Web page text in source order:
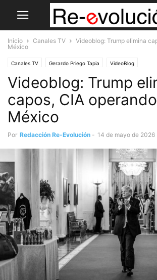
Inicio Canales TV
Videoblog: Trump elimina
México
Canales TV Gerardo Priego Tapia VideoBlog
Videoblog: Trump
capos, CIA
México
Por Redacción Re-Evolución - 14 de mayo de 2026